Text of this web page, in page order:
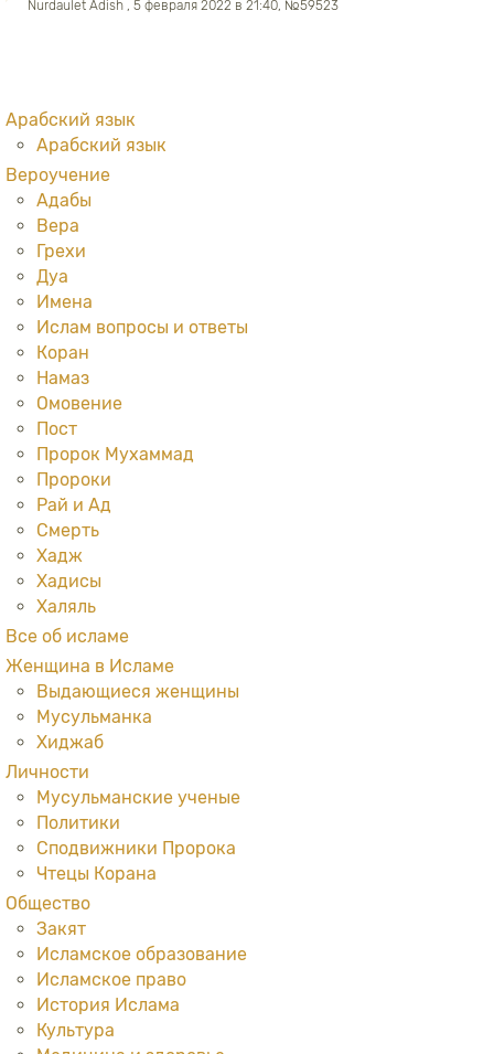
Nurdaulet Adish , 5 февраля 2022 в 21:40, №59523
Арабский язык
Арабский язык
Вероучение
Адабы
Вера
Грехи
Дуа
Имена
Ислам вопросы и ответы
Коран
Намаз
Омовение
Пост
Пророк Мухаммад
Пророки
Рай и Ад
Смерть
Хадж
Хадисы
Халяль
Все об исламе
Женщина в Исламе
Выдающиеся женщины
Мусульманка
Хиджаб
Личности
Мусульманские ученые
Политики
Сподвижники Пророка
Чтецы Корана
Общество
Закят
Исламское образование
Исламское право
История Ислама
Культура